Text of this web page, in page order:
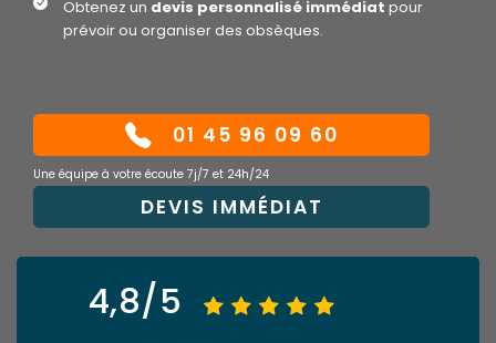
Obtenez un devis personnalisé immédiat pour
prévoir ou organiser des obsèques.
01 45 96 09 60
Une équipe à votre écoute 7j/7 et 24h/24
DEVIS IMMÉDIAT
4,8/5